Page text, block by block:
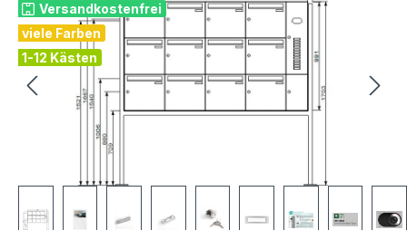
Versandkostenfrei
viele Farben
1-12 Kästen